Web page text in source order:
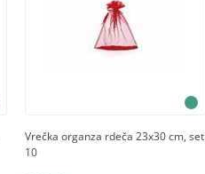
Vrečka organza rdeča 23x30 cm, set
10